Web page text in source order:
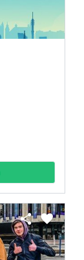
share favorite